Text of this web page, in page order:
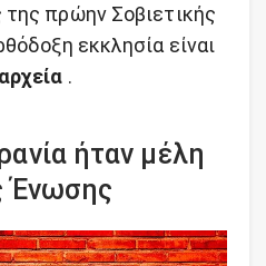
πρώην Σοβιετικής
εκκλησία είναι
.
ήταν μέλη
Ένωσης